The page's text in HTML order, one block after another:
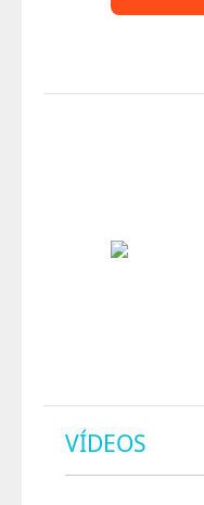
VÍDEOS